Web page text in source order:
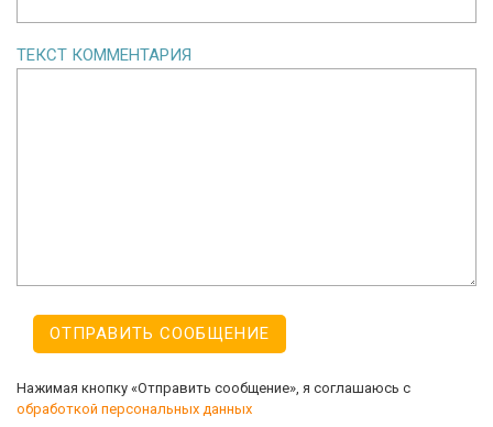
ТЕКСТ КОММЕНТАРИЯ
Нажимая кнопку «Отправить сообщение», я соглашаюсь с
обработкой персональных данных